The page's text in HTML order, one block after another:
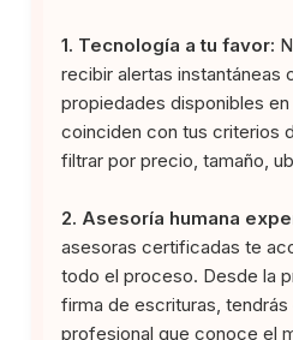
1. Tecnología a tu favor:
recibir alertas instantáneas
propiedades disponibles
coinciden con tus criterios
filtrar por precio, tamaño,
2. Asesoría humana
asesoras certificadas te
todo el proceso. Desde la
firma de escrituras, tendrás
profesional que conoce el